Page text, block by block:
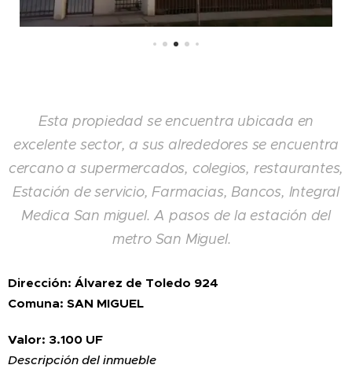
Esta propiedad se encuentra ubicada en
excelente sector, a sus alrededores se encuentra
cercano a supermercados, colegios, restaurantes,
Estación de servicio, Farmacias, Bancos, Integral
Medica San miguel. A pasos de la estación del
metro San Miguel.
Dirección: Álvarez de Toledo 924
Comuna: SAN MIGUEL
Valor: 3.100 UF
Descripción del inmueble